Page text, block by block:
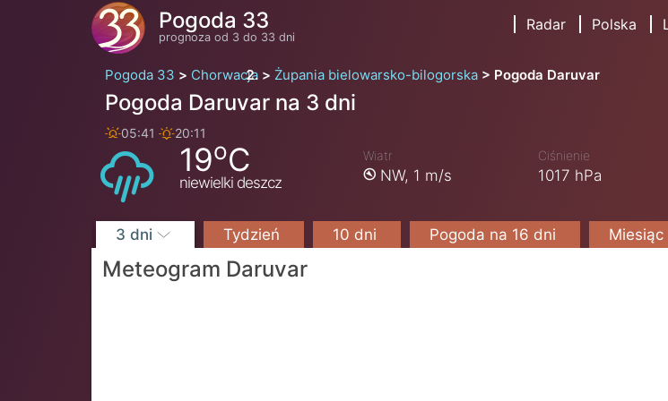
Pogoda 33
prognoza od 3 do 33 dni
Radar Polska
Pogoda 33 Chorwacja Żupania bielowarsko-bilogorska Pogoda Daruvar
Pogoda Daruvar na 3 dni
05:41 20:11
19oC
niewielki deszcz
Wiatr
NW, 1 m/s
Ciśnienie
1017 hPa
3 dni Tydzień 10 dni Pogoda na 16 dni Miesiąc
Meteogram Daruvar